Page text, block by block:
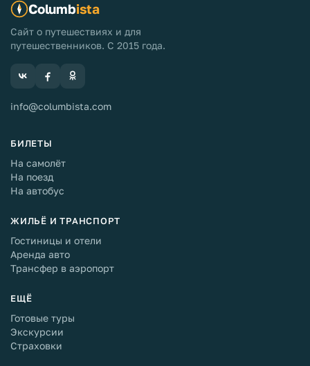
Columbista
Сайт о путешествиях и для
путешественников. С 2015 года.
info@columbista.com
БИЛЕТЫ
На самолёт
На поезд
На автобус
ЖИЛЬЁ И ТРАНСПОРТ
Гостиницы и отели
Аренда авто
Трансфер в аэропорт
ЕЩЁ
Готовые туры
Экскурсии
Страховки